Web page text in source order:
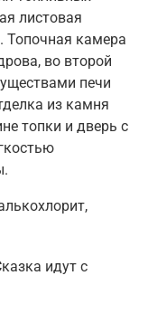
листовая
Топочная камера
во второй
печи
из камня
топки и дверь с
идут с